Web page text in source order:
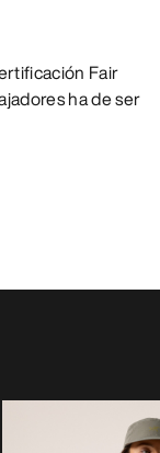
Fair
ha de ser